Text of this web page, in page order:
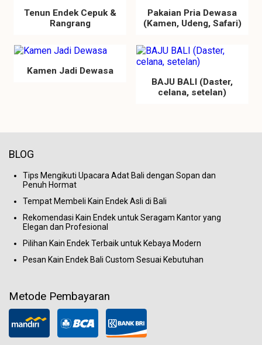
Tenun Endek Cepuk &
Rangrang
Pakaian Pria Dewasa
(Kamen, Udeng, Safari)
Kamen Jadi Dewasa
BAJU BALI (Daster,
celana, setelan)
BLOG
Tips Mengikuti Upacara Adat Bali dengan Sopan dan
Penuh Hormat
Tempat Membeli Kain Endek Asli di Bali
Rekomendasi Kain Endek untuk Seragam Kantor yang
Elegan dan Profesional
Pilihan Kain Endek Terbaik untuk Kebaya Modern
Pesan Kain Endek Bali Custom Sesuai Kebutuhan
Metode Pembayaran